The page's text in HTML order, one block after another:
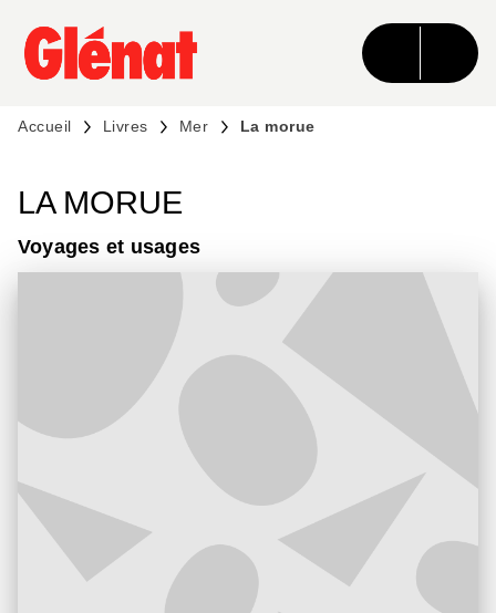
MENU RECHERCHE CONTENU
PIED DE PAGE
Accueil Livres Mer La morue
LA MORUE
Voyages et usages